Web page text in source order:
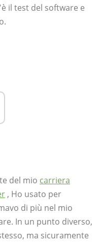
il test del software e
del mio carriera
, Ho usato per
di più nel mio
In un punto diverso,
ma sicuramente